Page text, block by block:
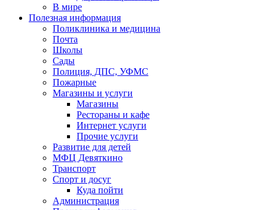
В мире
Полезная информация
Поликлиника и медицина
Почта
Школы
Сады
Полиция, ДПС, УФМС
Пожарные
Магазины и услуги
Магазины
Рестораны и кафе
Интернет услуги
Прочие услуги
Развитие для детей
МФЦ Девяткино
Транспорт
Спорт и досуг
Куда пойти
Администрация